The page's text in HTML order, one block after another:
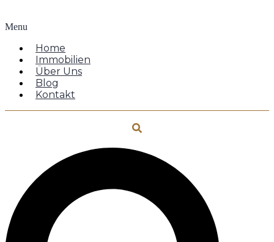
Menu
Home
Immobilien
Über Uns
Blog
Kontakt